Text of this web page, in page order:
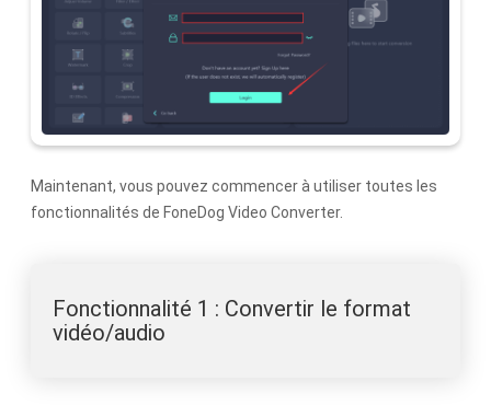
Maintenant, vous pouvez commencer à utiliser toutes les
fonctionnalités de FoneDog Video Converter.
Fonctionnalité 1 : Convertir le format
vidéo/audio